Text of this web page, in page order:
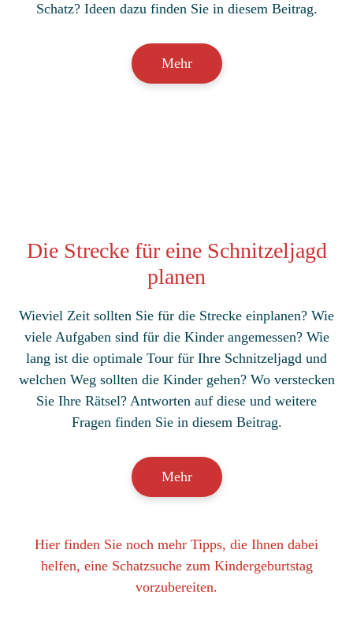
Schatz? Ideen dazu finden Sie in diesem Beitrag.
Mehr
Die Strecke für eine Schnitzeljagd
planen
Wieviel Zeit sollten Sie für die Strecke einplanen? Wie
viele Aufgaben sind für die Kinder angemessen? Wie
lang ist die optimale Tour für Ihre Schnitzeljagd und
welchen Weg sollten die Kinder gehen? Wo verstecken
Sie Ihre Rätsel? Antworten auf diese und weitere
Fragen finden Sie in diesem Beitrag.
Mehr
Hier finden Sie noch mehr Tipps, die Ihnen dabei
helfen, eine Schatzsuche zum Kindergeburtstag
vorzubereiten.